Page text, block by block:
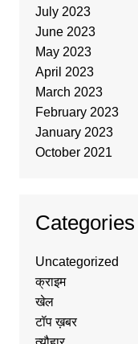
July 2023
June 2023
May 2023
April 2023
March 2023
February 2023
January 2023
October 2021
Categories
Uncategorized
क्राइम
खेल
टॉप ख़बर